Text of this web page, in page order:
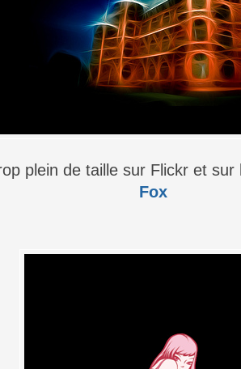
plein de taille sur Flickr et
Fox